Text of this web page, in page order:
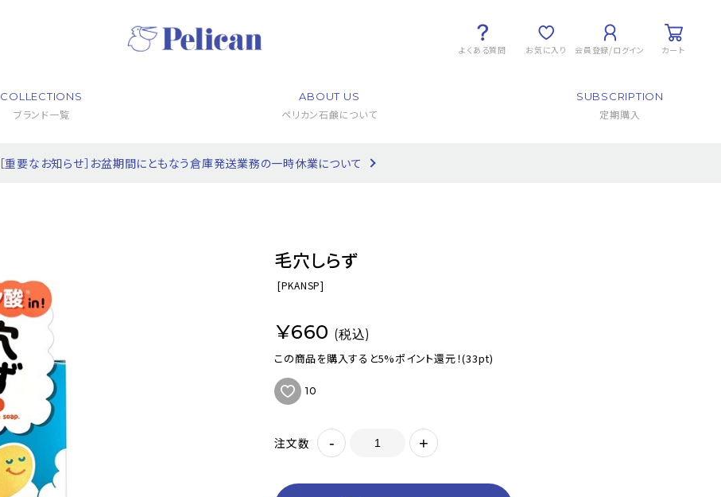
よくある質問 お気に入り 会員登録/ログイン カート
COLLECTIONS
ブランド一覧
ABOUT US
ペリカン石鹸について
SUBSCRIPTION
定期購入
［重要なお知らせ］お盆期間にともなう倉庫発送業務の一時休業について
毛穴しらず
[PKANSP]
¥660 (税込)
この商品を購入すると5%ポイント還元！(33pt)
10
注文数 - +